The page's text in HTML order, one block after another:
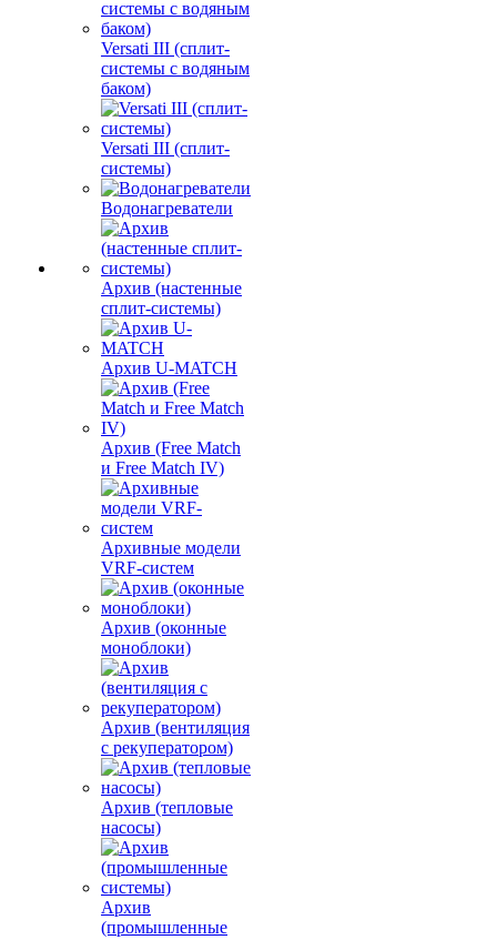
Versati III (сплит-
системы с водяным
баком)
Versati III (сплит-
системы)
Водонагреватели
Архив (настенные
сплит-системы)
Архив U-MATCH
Архив (Free Match
и Free Match IV)
Архивные модели
VRF-систем
Архив (оконные
моноблоки)
Архив (вентиляция
с рекуператором)
Архив (тепловые
насосы)
Архив
(промышленные